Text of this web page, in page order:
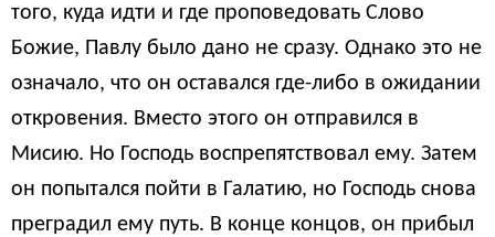
того, куда идти и где проповедовать Слово
Божие, Павлу было дано не сразу. Однако это не
означало, что он оставался где-либо в ожидании
откровения. Вместо этого он отправился в
Мисию. Но Господь воспрепятствовал ему. Затем
он попытался пойти в Галатию, но Господь снова
преградил ему путь. В конце концов, он прибыл